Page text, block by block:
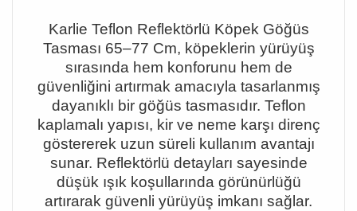
Karlie Teflon Reflektörlü Köpek Göğüs
Tasması 65–77 Cm, köpeklerin yürüyüş
sırasında hem konforunu hem de
güvenliğini artırmak amacıyla tasarlanmış
dayanıklı bir göğüs tasmasıdır. Teflon
kaplamalı yapısı, kir ve neme karşı direnç
göstererek uzun süreli kullanım avantajı
sunar. Reflektörlü detayları sayesinde
düşük ışık koşullarında görünürlüğü
artırarak güvenli yürüyüş imkanı sağlar.